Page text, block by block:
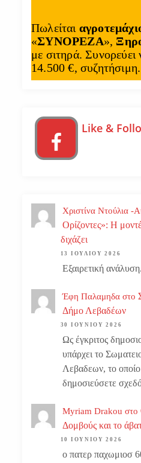
Πωλείται
«ΣΥΝΟΡΕΖΑ»,
με σιτηρά.
14.500 €,
Like &
Χριστίνα Ντούλια -
Ορίζοντες»: Η
διχάζει
13 ΙΟΥΛΊΟΥ 2026
Εξαιρετική
Έφη Παλαμηδα στο
Δήμο Λεβαδέων
30 ΙΟΥΝΊΟΥ 2026
Ως έγκριτος
υπάρχει το
Λεβαδεων, το
δημοσιεύσετε
Myriam Drakou στο
Δομβούς και το
10 ΙΟΥΝΊΟΥ 2026
ο πατερ παχωμιοσ